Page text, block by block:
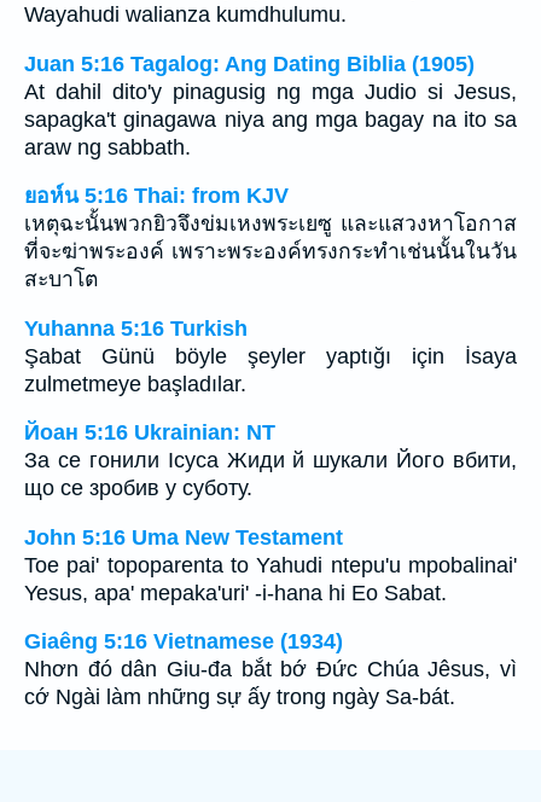
Wayahudi walianza kumdhulumu.
Juan 5:16 Tagalog: Ang Dating Biblia (1905)
At dahil dito'y pinagusig ng mga Judio si Jesus,
sapagka't ginagawa niya ang mga bagay na ito sa
araw ng sabbath.
ยอห์น 5:16 Thai: from KJV
เหตุฉะนั้นพวกยิวจึงข่มเหงพระเยซู และแสวงหาโอกาส
ที่จะฆ่าพระองค์ เพราะพระองค์ทรงกระทำเช่นนั้นในวัน
สะบาโต
Yuhanna 5:16 Turkish
Şabat Günü böyle şeyler yaptığı için İsaya
zulmetmeye başladılar.
Йоан 5:16 Ukrainian: NT
За се гонили Ісуса Жиди й шукали Його вбити,
що се зробив у суботу.
John 5:16 Uma New Testament
Toe pai' topoparenta to Yahudi ntepu'u mpobalinai'
Yesus, apa' mepaka'uri' -i-hana hi Eo Sabat.
Giaêng 5:16 Vietnamese (1934)
Nhơn đó dân Giu-đa bắt bớ Ðức Chúa Jêsus, vì
cớ Ngài làm những sự ấy trong ngày Sa-bát.